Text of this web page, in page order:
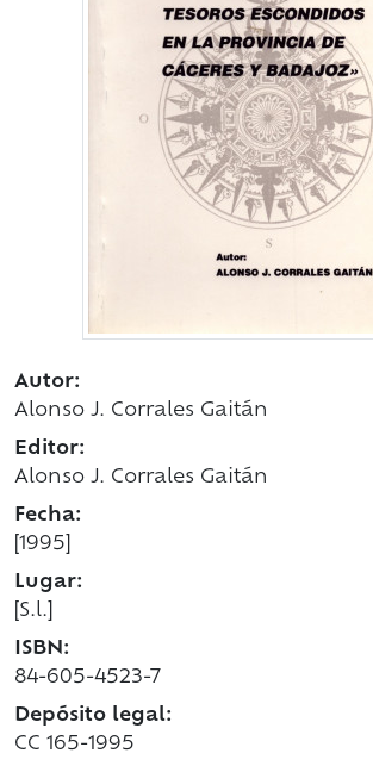
Autor:
Alonso J. Corrales Gaitán
Editor:
Alonso J. Corrales Gaitán
Fecha:
[1995]
Lugar:
[S.l.]
ISBN:
84-605-4523-7
Depósito legal:
CC 165-1995